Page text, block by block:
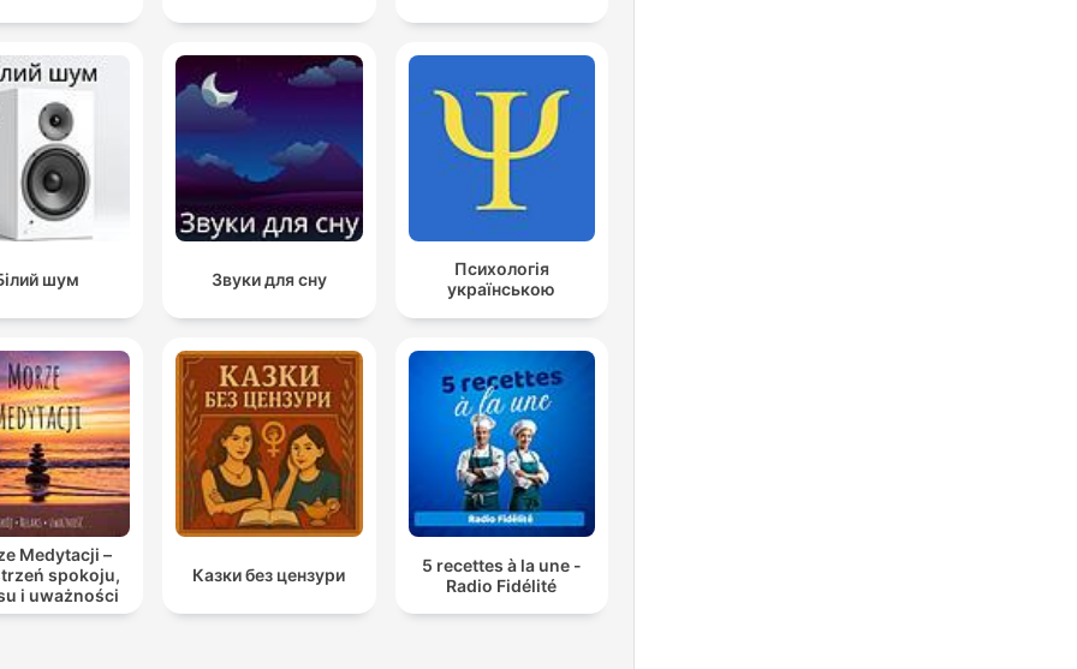
шум Звуки для сну
Психологія
українською
Medytacji –
spokoju,
i uważności
Казки без цензури
5 recettes à la une -
Radio Fidélité